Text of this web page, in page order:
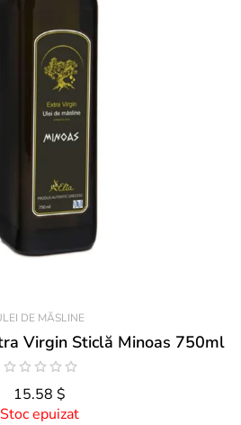
DE MĂSLINE
Virgin Sticlă Minoas 750ml
15.58 $
Stoc epuizat